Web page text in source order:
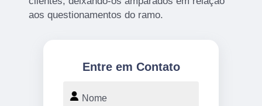
aos questionamentos do ramo.
Entre em Contato